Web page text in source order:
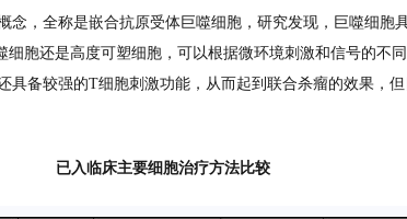
念，全称是嵌合抗原受体巨噬细胞，研究发现，巨噬细胞
胞还是高度可塑细胞，可以根据微环境刺激和信号的不
具备较强的T细胞刺激功能，从而起到联合杀瘤的效果，
已入临床主要细胞治疗方法比较